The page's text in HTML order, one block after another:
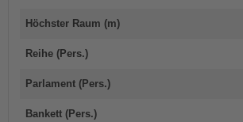
Höchster Raum (m)
Reihe (Pers.)
Parlament (Pers.)
Bankett (Pers.)